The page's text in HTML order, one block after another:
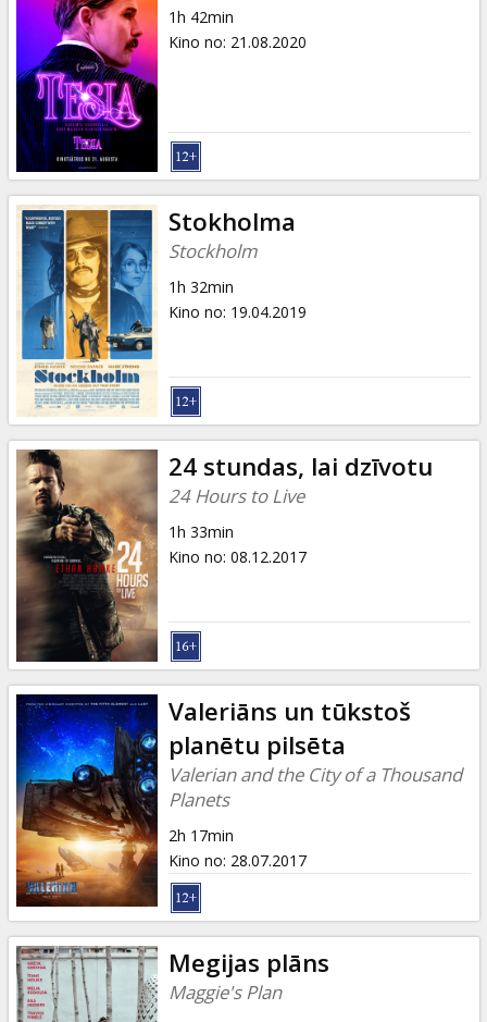
1h 42min
Kino no: 21.08.2020
Stokholma
Stockholm
1h 32min
Kino no: 19.04.2019
24 stundas, lai dzīvotu
24 Hours to Live
1h 33min
Kino no: 08.12.2017
Valeriāns un tūkstoš
planētu pilsēta
Valerian and the City of a Thousand
Planets
2h 17min
Kino no: 28.07.2017
Megijas plāns
Maggie's Plan